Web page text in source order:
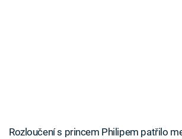
Rozloučení s princem Philipem patřilo